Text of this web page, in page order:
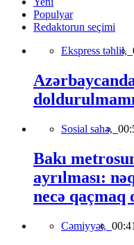
Populyar
Redaktorun seçimi
Ekspress təhlil,
Sosial sahə,
Bakı
ayrılması:
necə qaçmaq
Cəmiyyət, 00:41